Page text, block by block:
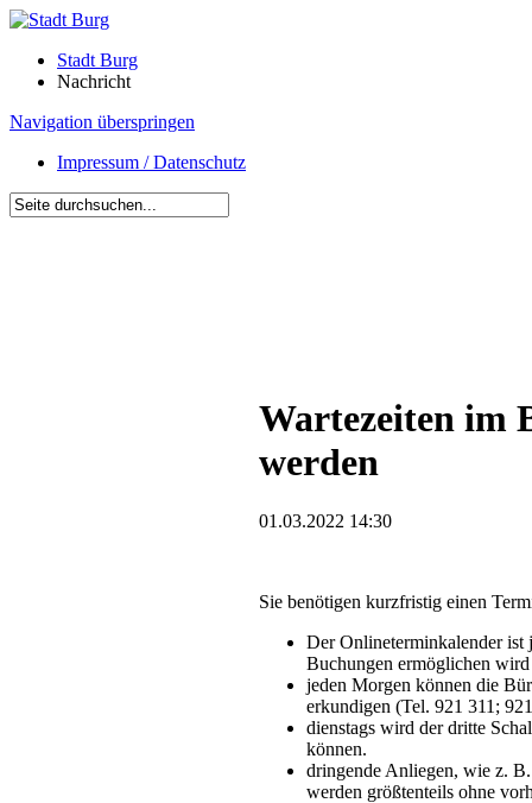
Stadt Burg
Nachricht
Navigation überspringen
Impressum / Datenschutz
Wartezeiten im
werden
01.03.2022 14:30
Sie benötigen kurzfristig einen
Der Onlineterminkalender ist
Buchungen ermöglichen wird
jeden Morgen können die
erkundigen (Tel. 921 311;
dienstags wird der dritte
können.
dringende Anliegen, wie z.
werden größtenteils ohne